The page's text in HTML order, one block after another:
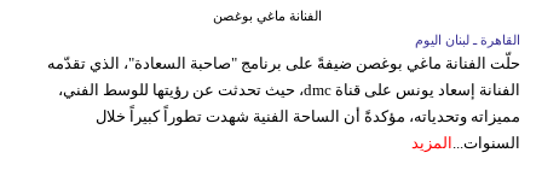
الفنانة ماغي بوغصن
القاهرة ـ لبنان اليوم
حلّت الفنانة ماغي بوغصن ضيفةً على برنامج "صاحبة السعادة"، الذي تقدّمه
الفنانة إسعاد يونس على قناة dmc، حيث تحدثت عن رؤيتها للوسط الفني،
مميزاته وتحدياته، مؤكدةً أن الساحة الفنية شهدت تطوراً كبيراً خلال
السنوات...
المزيد